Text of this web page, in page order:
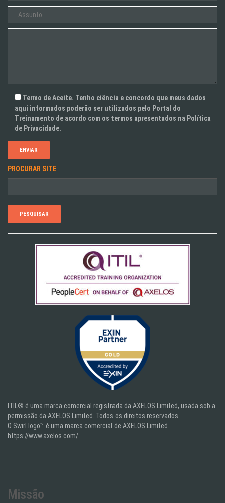
Termo de Aceite. Tenho ciência e concordo que meus dados
aqui informados poderão ser utilizados pelo Portal do
Treinamento de acordo com os termos apresentados na Política
de Privacidade.
PROCURAR SITE
ITIL® é uma marca comercial registrada da AXELOS Limited, usada sob a
permissão da AXELOS Limited. Todos os direitos reservados
O Swirl logo™ é uma marca comercial de AXELOS Limited.
https://www.axelos.com/
Missão